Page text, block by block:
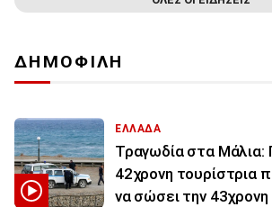
ΔΗΜΟΦΙΛΗ
ΕΛΛΑΔΑ
Τραγωδία στα Μάλια:
42χρονη τουρίστρια
να σώσει την 43χρονη